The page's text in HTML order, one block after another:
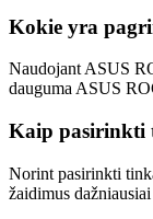
Kokie yra
Naudojant ASUS
dauguma ASUS
Kaip pasirinkti
Norint pasirinkti
žaidimus